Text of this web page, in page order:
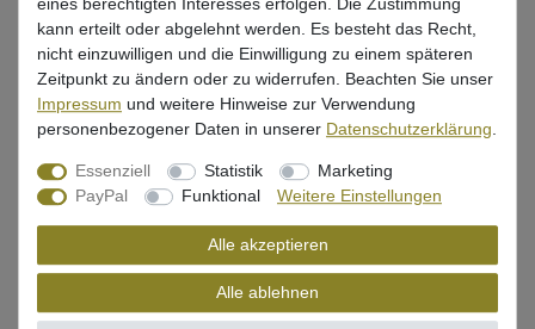
Produktsicherheit
Farbe: Schwarz
180 g/m²
hoher Tragekomfort
Material: 73% Baumwolle, 27% Polyester
eines berechtigten Interesses erfolgen. Die Zustimmung
kann erteilt oder abgelehnt werden. Es besteht das Recht,
nicht einzuwilligen und die Einwilligung zu einem späteren
Zeitpunkt zu ändern oder zu widerrufen. Beachten Sie unser
Impressum und weitere Hinweise zur Verwendung
personenbezogener Daten in unserer Daten­schutz­erklärung.
Essenziell Statistik
Marketing
PayPal
Funktional Weitere Einstellungen
Alle akzeptieren
Alle ablehnen